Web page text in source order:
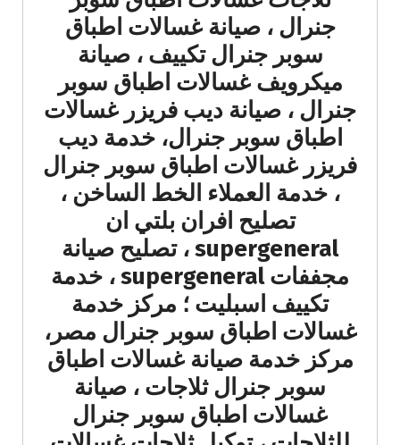
جنرال ، صيانة غسالات اطباق
سوبر جنرال تكييف ، صيانة
ميكرويف غسالات اطباق سوبر
جنرال ، صيانة ديب فريزر غسالات
اطباق سوبر جنرال، خدمة ديب
فريزر غسالات اطباق سوبر جنرال
، خدمة العملاء الخط الساخن ،
تصليح افران بلتي ان
supergeneral ، تصليح صيانة
مجففات supergeneral ، خدمة
تكييف اسبليت ؛ مركز خدمة
غسالات اطباق سوبر جنرال مصر،
مركز خدمة صيانة غسالات اطباق
سوبر جنرال ثلاجات ، صيانة
غسالات اطباق سوبر جنرال